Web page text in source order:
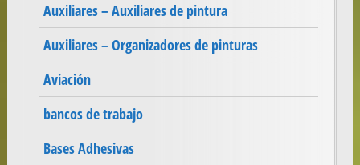
Auxiliares – Auxiliares de pintura
Auxiliares – Organizadores de pinturas
Aviación
bancos de trabajo
Bases Adhesivas